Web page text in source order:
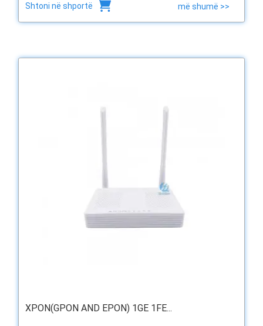
Shtoni në shportë më shumë >>
XPON(GPON AND EPON) 1GE 1FE...